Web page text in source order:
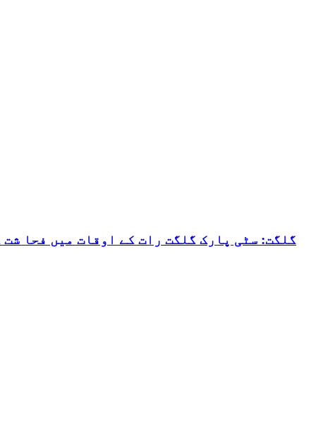
گلگت: سٹی پارک گلگت رات کے اوقات میں فحا